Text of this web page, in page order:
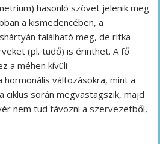
hasonló szövet jelenik meg
a kismedencében, a
található meg, de ritka
(pl. tüdő) is érinthet. A fő
a méhen kívüli
változásokra, mint a
ciklus során megvastagszik, majd
nem tud távozni a szervezetből,